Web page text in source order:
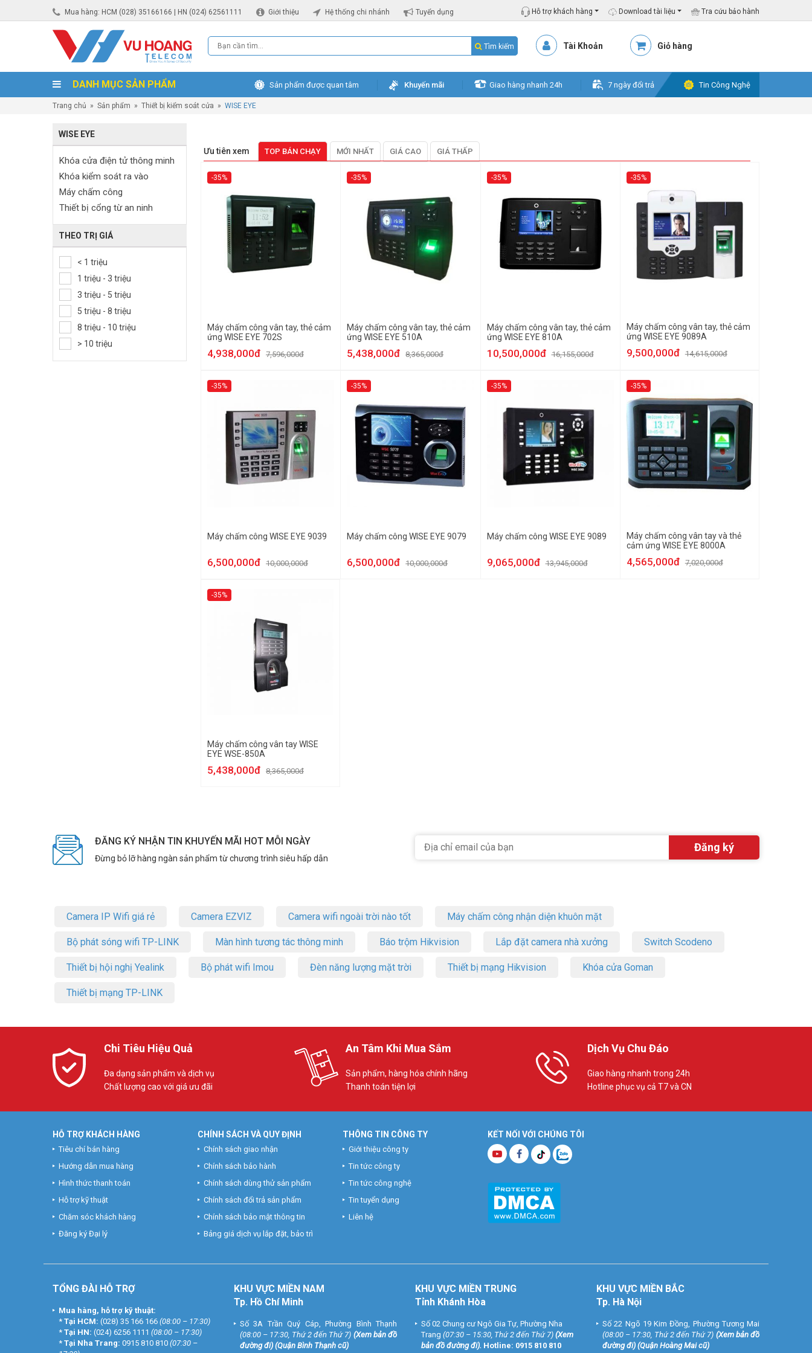
Mua hàng: HCM (028) 35166166 | HN (024) 62561111 Giới thiệu Hệ thống chi nhánh Tuyển dụng Hỗ trợ khách hàng Download tài liệu Tra cứu bảo hành
Tìm kiếm Tài Khoản Giỏ hàng
DANH MỤC SẢN PHẨM Sản phẩm được quan tâm Khuyến mãi Giao hàng nhanh 24h 7 ngày đổi trả Tin Công Nghệ
Trang chủ » Sản phẩm » Thiết bị kiểm soát cửa » WISE EYE
WISE EYE
Khóa cửa điện tử thông minh
Khóa kiểm soát ra vào
Máy chấm công
Thiết bị cổng từ an ninh
THEO TRỊ GIÁ
< 1 triệu
1 triệu - 3 triệu
3 triệu - 5 triệu
5 triệu - 8 triệu
8 triệu - 10 triệu
> 10 triệu
Ưu tiên xem TOP BÁN CHẠY MỚI NHẤT GIÁ CAO GIÁ THẤP
-35%
Máy chấm công vân tay, thẻ cảm
ứng WISE EYE 702S
4,938,000đ 7,596,000đ
-35%
Máy chấm công vân tay, thẻ cảm
ứng WISE EYE 510A
5,438,000đ 8,365,000đ
-35%
Máy chấm công vân tay, thẻ cảm
ứng WISE EYE 810A
10,500,000đ 16,155,000đ
-35%
Máy chấm công vân tay, thẻ cảm
ứng WISE EYE 9089A
9,500,000đ 14,615,000đ
-35%
Máy chấm công WISE EYE 9039
6,500,000đ 10,000,000đ
-35%
Máy chấm công WISE EYE 9079
6,500,000đ 10,000,000đ
-35%
Máy chấm công WISE EYE 9089
9,065,000đ 13,945,000đ
-35%
Máy chấm công vân tay và thẻ
cảm ứng WISE EYE 8000A
4,565,000đ 7,020,000đ
-35%
Máy chấm công vân tay WISE
EYE WSE-850A
5,438,000đ 8,365,000đ
ĐĂNG KÝ NHẬN TIN KHUYẾN MÃI HOT MỖI NGÀY
Đừng bỏ lỡ hàng ngàn sản phẩm từ chương trình siêu hấp dẫn
Camera IP Wifi giá rẻ Camera EZVIZ Camera wifi ngoài trời nào tốt Máy chấm công nhận diện khuôn mặt
Bộ phát sóng wifi TP-LINK Màn hình tương tác thông minh Báo trộm Hikvision Lắp đặt camera nhà xưởng Switch Scodeno
Thiết bị hội nghị Yealink Bộ phát wifi Imou Đèn năng lượng mặt trời Thiết bị mạng Hikvision Khóa cửa Goman
Thiết bị mạng TP-LINK
Chi Tiêu Hiệu Quả
Đa dạng sản phẩm và dịch vụ
Chất lượng cao với giá ưu đãi
An Tâm Khi Mua Sắm
Sản phẩm, hàng hóa chính hãng
Thanh toán tiện lợi
Dịch Vụ Chu Đáo
Giao hàng nhanh trong 24h
Hotline phục vụ cả T7 và CN
KẾT NỐI VỚI CHÚNG TÔI
HỖ TRỢ KHÁCH HÀNG
Tiêu chí bán hàng
Hướng dẫn mua hàng
Hình thức thanh toán
Hỗ trợ kỹ thuật
Chăm sóc khách hàng
Đăng ký Đại lý
CHÍNH SÁCH VÀ QUY ĐỊNH
Chính sách giao nhận
Chính sách bảo hành
Chính sách dùng thử sản phẩm
Chính sách đổi trả sản phẩm
Chính sách bảo mật thông tin
Bảng giá dịch vụ lắp đặt, bảo trì
THÔNG TIN CÔNG TY
Giới thiệu công ty
Tin tức công ty
Tin tức công nghệ
Tin tuyển dụng
Liên hệ
TỔNG ĐÀI HỖ TRỢ
Mua hàng, hỗ trợ kỹ thuật:
* Tại HCM: (028) 35 166 166 (08:00 – 17:30)
* Tại HN: (024) 6256 1111 (08:00 – 17:30)
* Tại Nha Trang: 0915 810 810 (07:30 –
KHU VỰC MIỀN NAM
Tp. Hồ Chí Minh
Số 3A Trần Quý Cáp, Phường Bình Thạnh
(08:00 – 17:30, Thứ 2 đến Thứ 7) (Xem bản đồ
đường đi) (Quận Bình Thạnh cũ)
KHU VỰC MIỀN TRUNG
Tỉnh Khánh Hòa
Số 02 Chung cư Ngô Gia Tự, Phường Nha
Trang (07:30 – 15:30, Thứ 2 đến Thứ 7) (Xem
bản đồ đường đi). Hotline: 0915 810 810
KHU VỰC MIỀN BẮC
Tp. Hà Nội
Số 22 Ngõ 19 Kim Đồng, Phường Tương Mai
(08:00 – 17:30, Thứ 2 đến Thứ 7) (Xem bản đồ
đường đi) (Quận Hoàng Mai cũ)